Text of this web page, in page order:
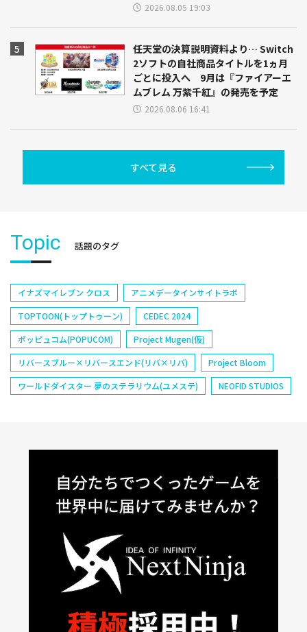
2026.08.05 19:03
任天堂の決算説明資料より… Switch
2ソフトの自社商品タイトルを1ヵ月
ごとに投入へ 9月は『ファイアーエ
ムブレム 万紫千紅』の発売を予定
2026.08.06 16:41
すべて見る
Topic 話題のタグ
イナズマイレブン クロス
アニメデータインサイトラボ
TOPTOON(トップトゥーン)
CEDEC 2024
ポッピュコム(POPUCOM)
Project Mugen(仮)
リバースブルー×リバースエンド(リバ×リバ)
Project Bloom
ワールドダイスター 夢のステラリウム(ユメステ)
NEOFID STUDIOS